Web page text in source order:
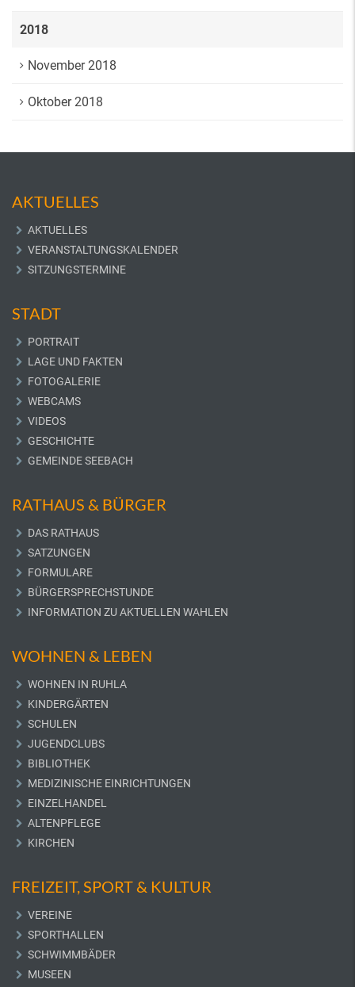
2018
November 2018
Oktober 2018
AKTUELLES
AKTUELLES
VERANSTALTUNGSKALENDER
SITZUNGSTERMINE
STADT
PORTRAIT
LAGE UND FAKTEN
FOTOGALERIE
WEBCAMS
VIDEOS
GESCHICHTE
GEMEINDE SEEBACH
RATHAUS & BÜRGER
DAS RATHAUS
SATZUNGEN
FORMULARE
BÜRGERSPRECHSTUNDE
INFORMATION ZU AKTUELLEN WAHLEN
WOHNEN & LEBEN
WOHNEN IN RUHLA
KINDERGÄRTEN
SCHULEN
JUGENDCLUBS
BIBLIOTHEK
MEDIZINISCHE EINRICHTUNGEN
EINZELHANDEL
ALTENPFLEGE
KIRCHEN
FREIZEIT, SPORT & KULTUR
VEREINE
SPORTHALLEN
SCHWIMMBÄDER
MUSEEN